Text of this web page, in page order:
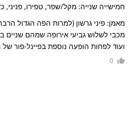
חמישייה שנייה: מקל/שפר, טפירו, פניני,
מאמן: פיני גרשון (למרות הפה הגדול
מכבי לשלוש גביעי אירופה שמהם שניים
ועוד לפחות הופעה נוספת בפיינל-פור של
0